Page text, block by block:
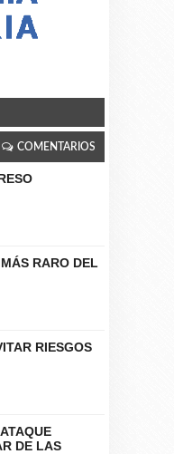
COMENTARIOS
RARO DEL
RIESGOS
DE LAS